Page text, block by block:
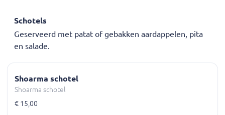
Schotels
Geserveerd met patat of gebakken aardappelen, pita
en salade.
Shoarma schotel
Shoarma schotel
€ 15,00